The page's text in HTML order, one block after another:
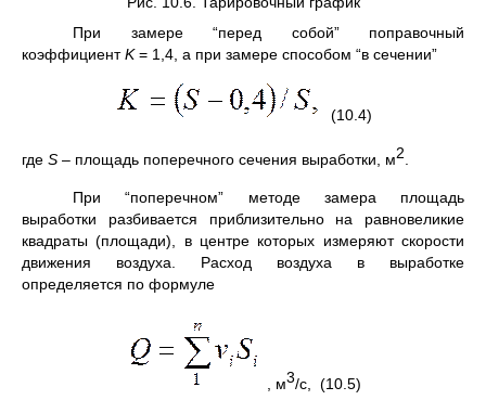
При замере “перед собой” поправочный
коэффициентK= 1,4, а при за­мере способом “в сечении”
(10.4)
где S – площадь поперечного сечения выработки, м2
При “поперечном” методе замера площадь
выработки раз­бивается при­близительно на равновеликие
квадраты (площа­ди), в центре которых изме­ряют скорости
движения воздуха. Расход воздуха в выработке
определяется по формуле
, м3/с, (10.5)